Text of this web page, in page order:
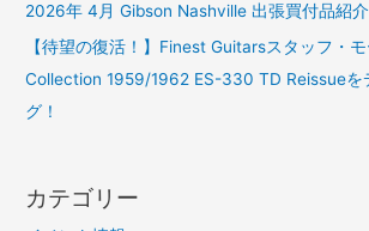
2026年 4月 Gibson Nashville 出張買付品紹
【待望の復活！】Finest Guitarsスタッフ・
Collection 1959/1962 ES-330 TD Reissueを
グ！
カテゴリー